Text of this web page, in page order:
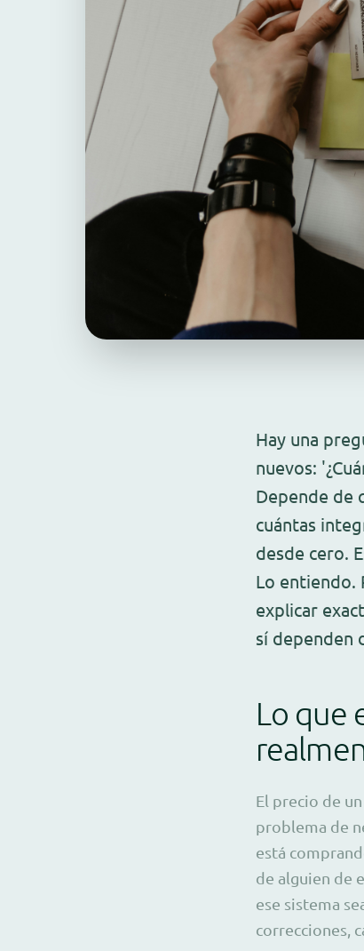
Hay una
nuevos:
Depende de
cuántas
desde cero.
Lo entiendo.
explicar
sí dependen
Lo que
El precio de
problema de
está
de alguien de
ese sistema
correcciones,